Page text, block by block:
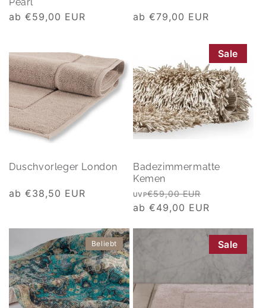
Pearl
Normaler
ab €59,00 EUR
Normaler
ab €79,00 EUR
Duschvorleger London
Normaler
ab €38,50 EUR
Badezimmermatte
Kemen
Normaler
Preis
UVP€59,00 EUR
ab €49,00 EUR
Sale
Beliebt Sale